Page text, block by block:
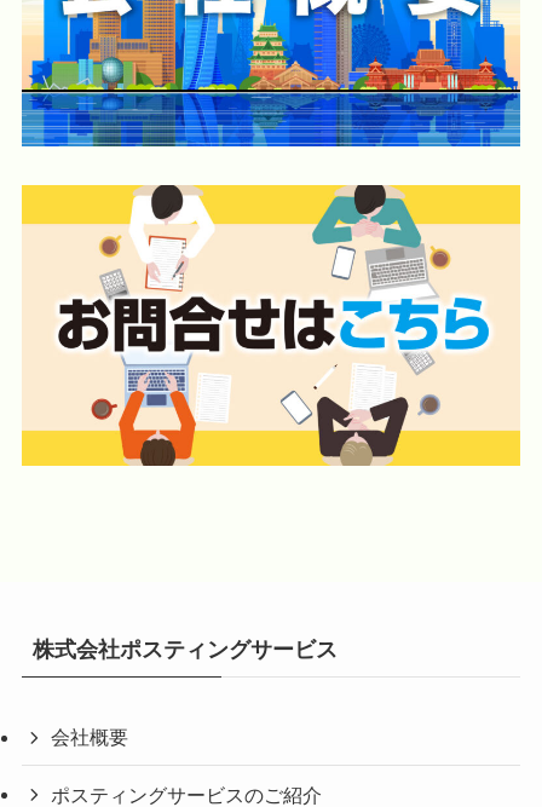
株式会社ポスティングサービス
会社概要
ポスティングサービスのご紹介